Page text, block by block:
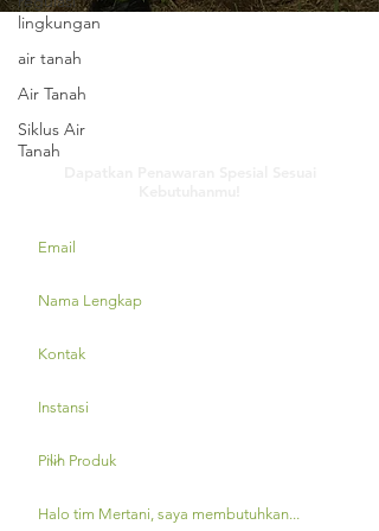
lingkungan
air tanah
Air Tanah
Siklus Air
Tanah